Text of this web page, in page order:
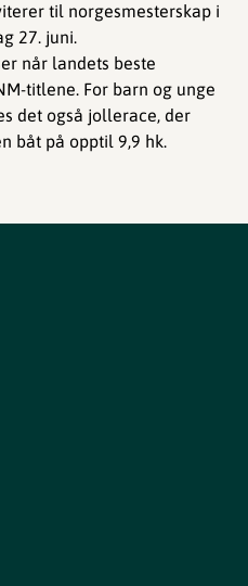
til norgesmesterskap i
27. juni.
når landets beste
titlene. For barn og unge
det også jollerace, der
båt på opptil 9,9 hk.